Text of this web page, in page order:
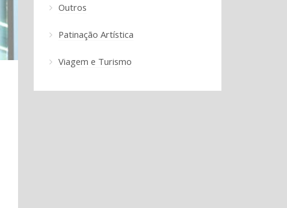
Outros
Patinação Artística
Viagem e Turismo